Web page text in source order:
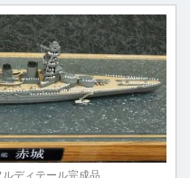
ディテール完成品